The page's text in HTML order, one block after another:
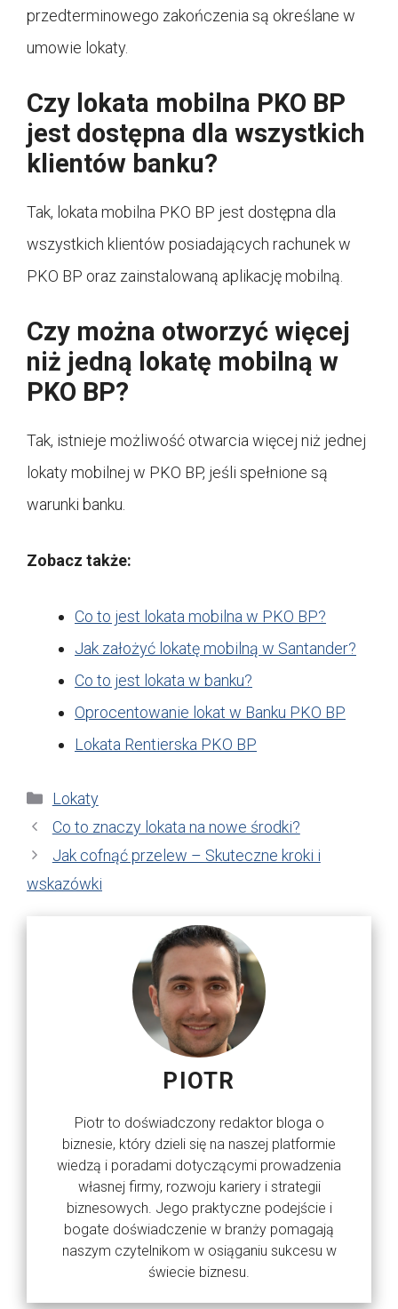
przedterminowego zakończenia są określane w
umowie lokaty.
Czy lokata mobilna PKO BP
jest dostępna dla wszystkich
klientów banku?
Tak, lokata mobilna PKO BP jest dostępna dla
wszystkich klientów posiadających rachunek w
PKO BP oraz zainstalowaną aplikację mobilną.
Czy można otworzyć więcej
niż jedną lokatę mobilną w
PKO BP?
Tak, istnieje możliwość otwarcia więcej niż jednej
lokaty mobilnej w PKO BP, jeśli spełnione są
warunki banku.
Zobacz także:
Co to jest lokata mobilna w PKO BP?
Jak założyć lokatę mobilną w Santander?
Co to jest lokata w banku?
Oprocentowanie lokat w Banku PKO BP
Lokata Rentierska PKO BP
Kategorie
Lokaty
Co to znaczy lokata na nowe środki?
Jak cofnąć przelew – Skuteczne kroki i
wskazówki
PIOTR
Piotr to doświadczony redaktor bloga o
biznesie, który dzieli się na naszej platformie
wiedzą i poradami dotyczącymi prowadzenia
własnej firmy, rozwoju kariery i strategii
biznesowych. Jego praktyczne podejście i
bogate doświadczenie w branży pomagają
naszym czytelnikom w osiąganiu sukcesu w
świecie biznesu.